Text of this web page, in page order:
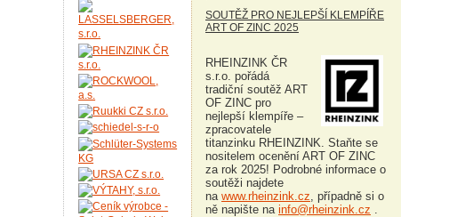
SOUTĚŽ PRO NEJLEPŠÍ KLEMPÍŘE
ART OF ZINC 2025
RHEINZINK ČR
s.r.o. pořádá
tradiční soutěž ART
OF ZINC pro
nejlepší klempíře –
zpracovatele
titanzinku RHEINZINK. Staňte se
nositelem ocenění ART OF ZINC
za rok 2025! Podrobné informace o
soutěži najdete
na www.rheinzink.cz, případně si o
ně napište na info@rheinzink.cz .